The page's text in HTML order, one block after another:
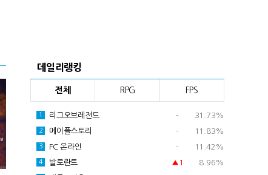
데일리랭킹
전체 RPG FPS
1 리그오브레전드 - 31.73%
2 메이플스토리 - 11.83%
3 FC 온라인 - 11.42%
4 발로란트 ▲1 8.96%